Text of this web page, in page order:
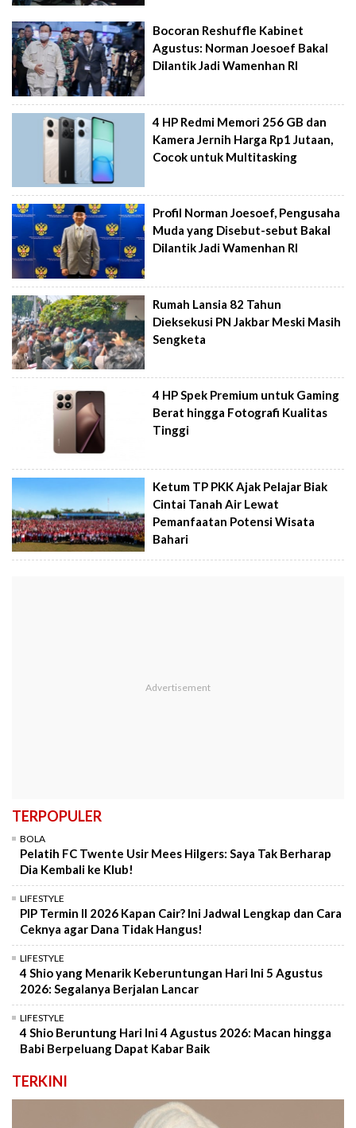
Bocoran Reshuffle Kabinet
Agustus: Norman Joesoef Bakal
Dilantik Jadi Wamenhan RI
4 HP Redmi Memori 256 GB dan
Kamera Jernih Harga Rp1 Jutaan,
Cocok untuk Multitasking
Profil Norman Joesoef, Pengusaha
Muda yang Disebut-sebut Bakal
Dilantik Jadi Wamenhan RI
Rumah Lansia 82 Tahun
Dieksekusi PN Jakbar Meski Masih
Sengketa
4 HP Spek Premium untuk Gaming
Berat hingga Fotografi Kualitas
Tinggi
Ketum TP PKK Ajak Pelajar Biak
Cintai Tanah Air Lewat
Pemanfaatan Potensi Wisata
Bahari
TERPOPULER
BOLA
Pelatih FC Twente Usir Mees Hilgers: Saya Tak Berharap
Dia Kembali ke Klub!
LIFESTYLE
PIP Termin II 2026 Kapan Cair? Ini Jadwal Lengkap dan Cara
Ceknya agar Dana Tidak Hangus!
LIFESTYLE
4 Shio yang Menarik Keberuntungan Hari Ini 5 Agustus
2026: Segalanya Berjalan Lancar
LIFESTYLE
4 Shio Beruntung Hari Ini 4 Agustus 2026: Macan hingga
Babi Berpeluang Dapat Kabar Baik
TERKINI